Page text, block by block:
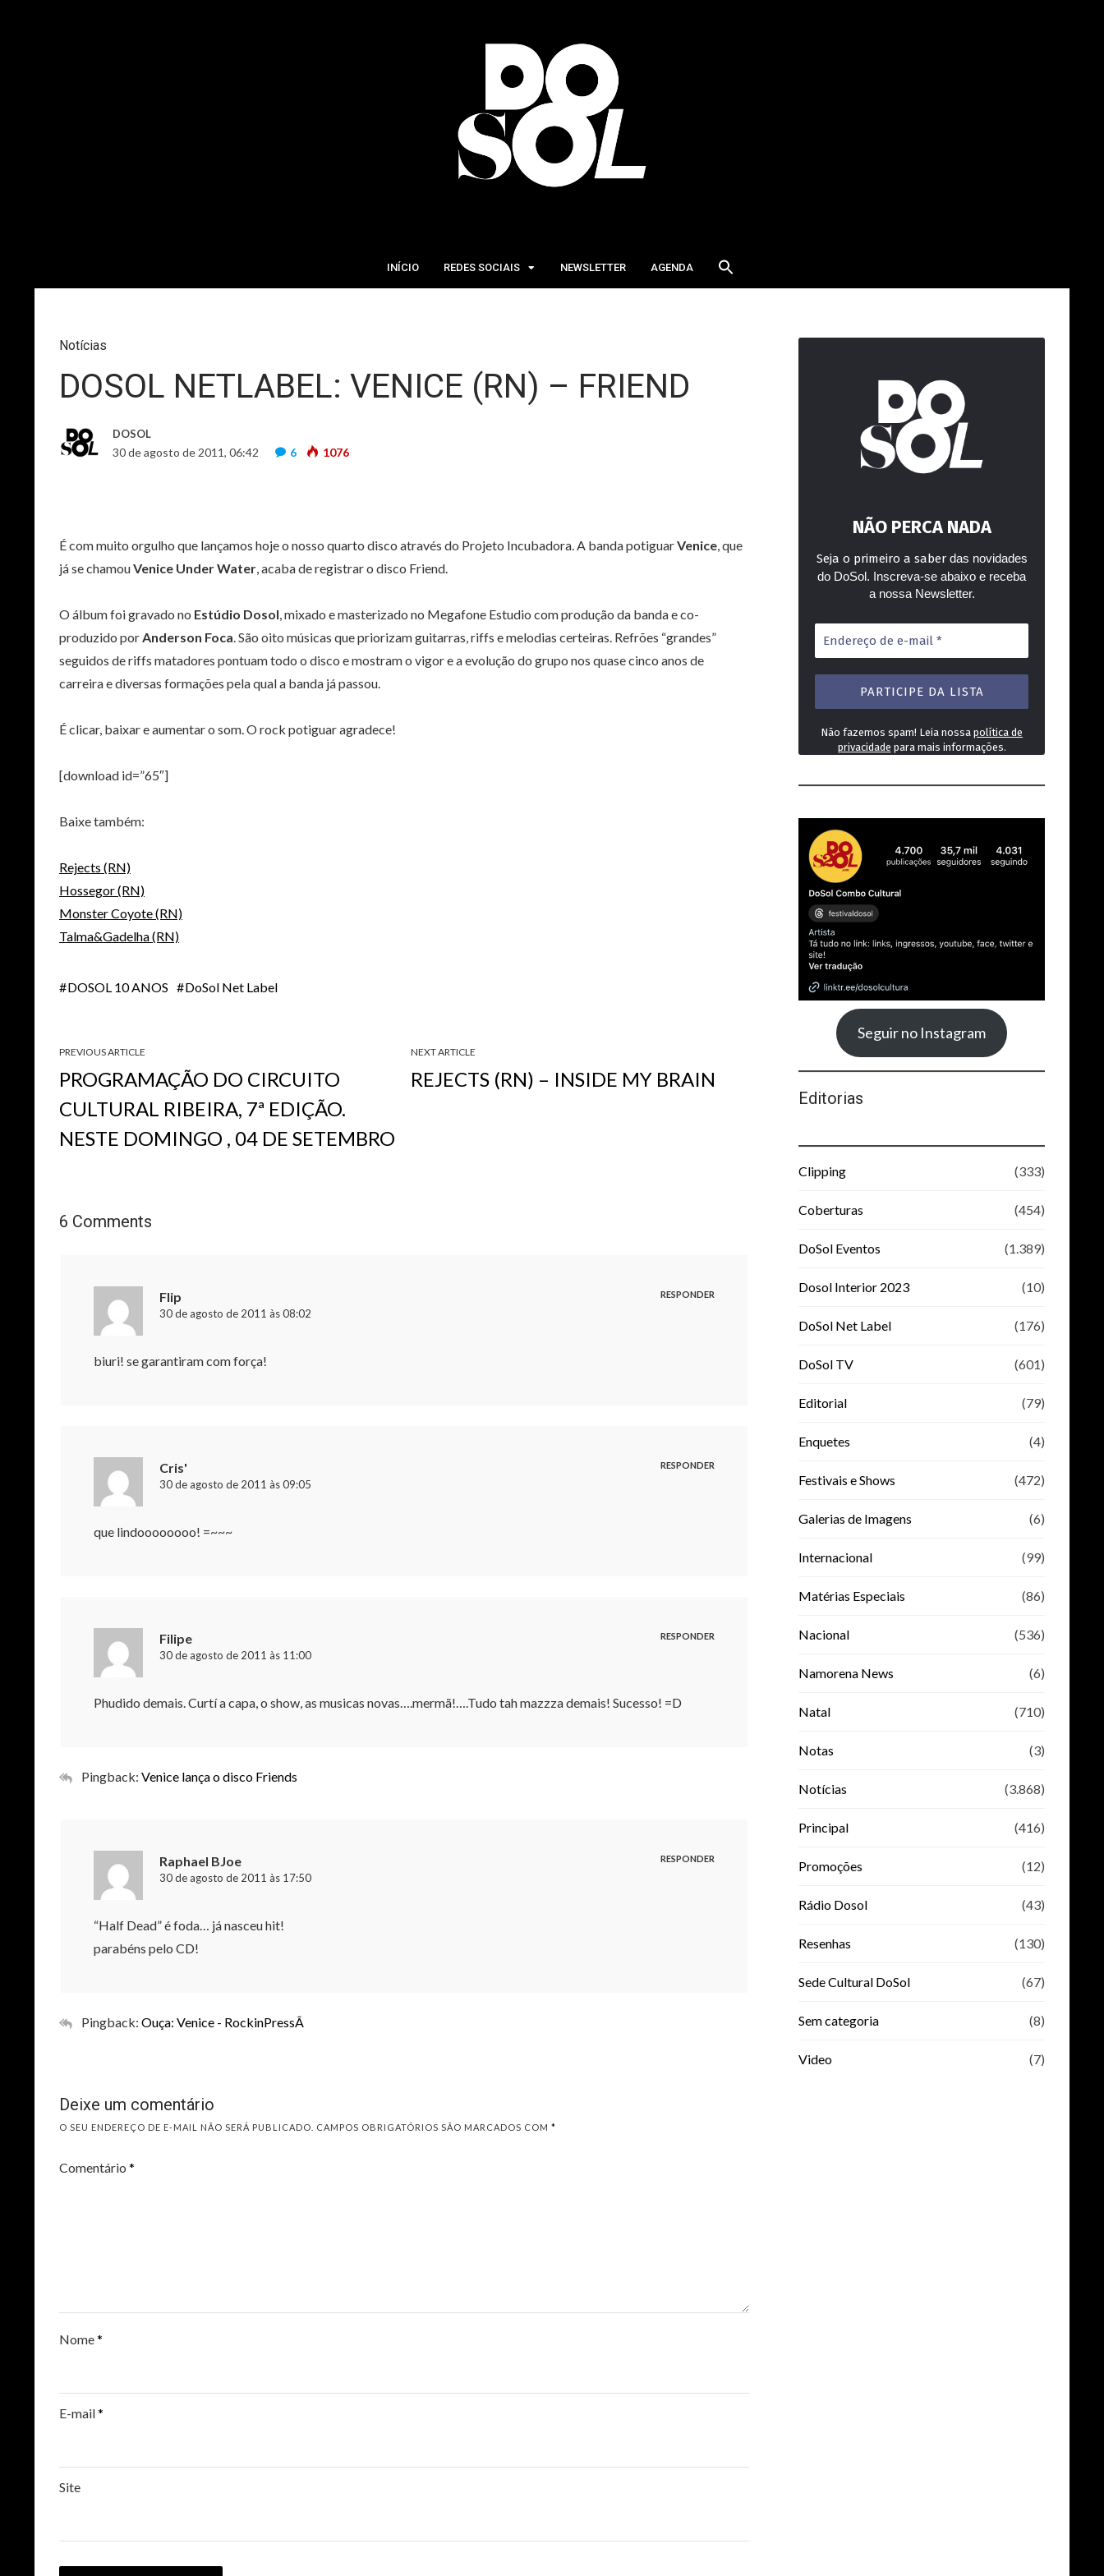
INÍCIO REDES SOCIAIS NEWSLETTER AGENDA
Notícias
DOSOL NETLABEL: VENICE (RN) – FRIEND
DOSOL
30 de agosto de 2011, 06:42 6 1076
É com muito orgulho que lançamos hoje o nosso quarto disco através do Projeto Incubadora. A banda potiguarVenice, que
já se chamouVenice Under Water, acaba de registrar o disco Friend.
O álbum foi gravado no Estúdio Dosol, mixado e masterizado no Megafone Estudio com produção da banda e co-
produzido porAnderson Foca. São oito músicas que priorizam guitarras, riffs e melodias certeiras. Refrões “grandes”
seguidos de riffs matadores pontuam todo o disco e mostram o vigor e a evolução do grupo nos quase cinco anos de
carreira e diversas formações pela qual a banda já passou.
É clicar, baixar e aumentar o som. O rock potiguar agradece!
[download id=”65″]
Baixe também:
Rejects (RN)
Hossegor (RN)
Monster Coyote (RN)
Talma&Gadelha (RN)
DOSOL 10 ANOS DoSol Net Label
PREVIOUS ARTICLE
PROGRAMAÇÃO DO CIRCUITO
CULTURAL RIBEIRA, 7ª EDIÇÃO.
NESTE DOMINGO , 04 DE SETEMBRO
NEXT ARTICLE
REJECTS (RN) – INSIDE MY BRAIN
6 Comments
Flip
30 de agosto de 2011 às 08:02
biuri! se garantiram com força!
RESPONDER
Cris'
30 de agosto de 2011 às 09:05
que lindoooooooo! =~~~
RESPONDER
Filipe
30 de agosto de 2011 às 11:00
Phudido demais. Curtí a capa, o show, as musicas novas….mermã!….Tudo tah mazzza demais! Sucesso! =D
RESPONDER
Pingback: Venice lança o disco Friends
Raphael BJoe
30 de agosto de 2011 às 17:50
“Half Dead” é foda… já nasceu hit!
parabéns pelo CD!
RESPONDER
Pingback: Ouça: Venice - RockinPressÂ
Deixe um comentário
O SEU ENDEREÇO DE E-MAIL NÃO SERÁ PUBLICADO. CAMPOS OBRIGATÓRIOS SÃO MARCADOS COM *
Comentário *
Nome*
E-mail*
Site
NÃO PERCA NADA
Seja o primeiro a saberdas novidades
do DoSol. Inscreva-se abaixo e receba
a nossa Newsletter.
Endereço
de
e-
mail
Não fazemos spam! Leia nossa política de
privacidade para mais informações.
Seguir no Instagram
Editorias
Clipping (333)
Coberturas (454)
DoSol Eventos (1.389)
Dosol Interior 2023 (10)
DoSol Net Label (176)
DoSol TV (601)
Editorial (79)
Enquetes (4)
Festivais e Shows (472)
Galerias de Imagens (6)
Internacional (99)
Matérias Especiais (86)
Nacional (536)
Namorena News (6)
Natal (710)
Notas (3)
Notícias (3.868)
Principal (416)
Promoções (12)
Rádio Dosol (43)
Resenhas (130)
Sede Cultural DoSol (67)
Sem categoria (8)
Video (7)